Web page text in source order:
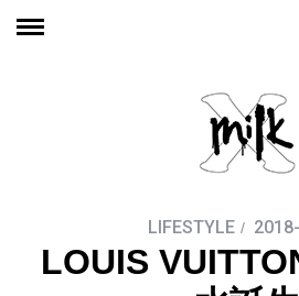
LIFESTYLE
LOUIS